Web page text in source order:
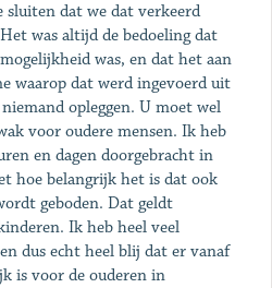
dat we dat verkeerd
was altijd de bedoeling dat
was, en dat het aan
waarop dat werd ingevoerd uit
opleggen. U moet wel
voor oudere mensen. Ik heb
en dagen doorgebracht in
hoe belangrijk het is dat ook
geboden. Dat geldt
Ik heb heel veel
dus echt heel blij dat er vanaf
is voor de ouderen in